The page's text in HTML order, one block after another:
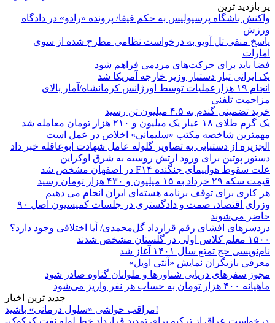
پر بازدید ترین
واکنش باشگاه پرسپولیس به حکم فیفا/ پرونده «رادو» در دادگاه
ورزش
پاسخ منفی تل آویو به درخواست نظامی مطرح شده از سوی
امارات
فضا باید برای حرکت‌های مردمی فراهم شود
یک ایرانی تبار دستیار وزیر خارجه آمریکا شد
انجام ۱۹ هزارعملیات توسط اورژانس کرمانشاه/آمار بالای
مزاحمت تلفنی
خرید تضمینی گندم به ۴.۵ میلیون تن رسید
یک گرم طلای ۱۸ عیار یک میلیون و ۲۱۰ هزار تومان معامله شد
مهمترین شاخصه مکتب «سلیمانی» اخلاص در عمل است
الجزیره از دستیابی به تصاویر گلوله عامل شهادت ابوعاقله خبر داد
دستور پوتین برای ورود ارتش روسیه به شرق اوکراین
علت سقوط هواپیمای جنگنده F۱۴ در اصفهان مشخص شد
قیمت سکه ۲۹ خرداد به ۱۵ میلیون و ۴۳۰ هزار تومان رسید
هر کاری برای توقف برنامه هسته‌ای ایران انجام می دهیم
وزرای اقتصاد، صمت و دادگستری در جلسات کمیسیون اصل ۹۰
حاضر می‌شوند
دردسرهای افشای رقم قرارداد گل‌محمدی/ آیا اختلافی وجود دارد؟
۱۵۰۰ معلم کلاس اولی در گلستان مشخص شدند
نام‌نویسی حج تمتع سال ۱۴۰۱ آغاز شد
معرفی بازیگران نمایش «آنتی اویل»
مجوز سفرهای دریایی شناورها و ملوانان گناوه صادر شود
ماهیانه ۴۰۰ هزار تومان به حساب هر نفر واریز می‌شود
جدید ترین اخبار
مراقب حواشی «سلول درمانی» باشید!
درخواست عراق از ترکیه برای تمدید قرارداد خط لوله نفت کرکوک-